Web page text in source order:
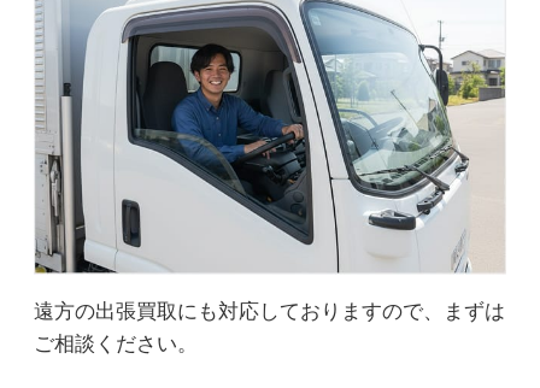
遠方の出張買取にも対応しておりますので、まずは
ご相談ください。